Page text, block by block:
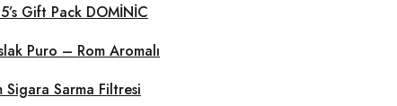
Gift Pack DOMİNİC
Puro – Rom Aromalı
Sigara Sarma Filtresi